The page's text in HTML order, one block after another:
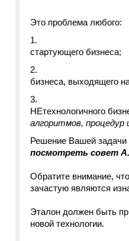
Это проблема любого:
стартующего бизнеса;
бизнеса, выходящего
НЕтехнологичного
алгоритмов,
Решение Вашей задачи
посмотреть совет
Обратите внимание,
зачастую являются
Эталон должен быть
новой технологии.